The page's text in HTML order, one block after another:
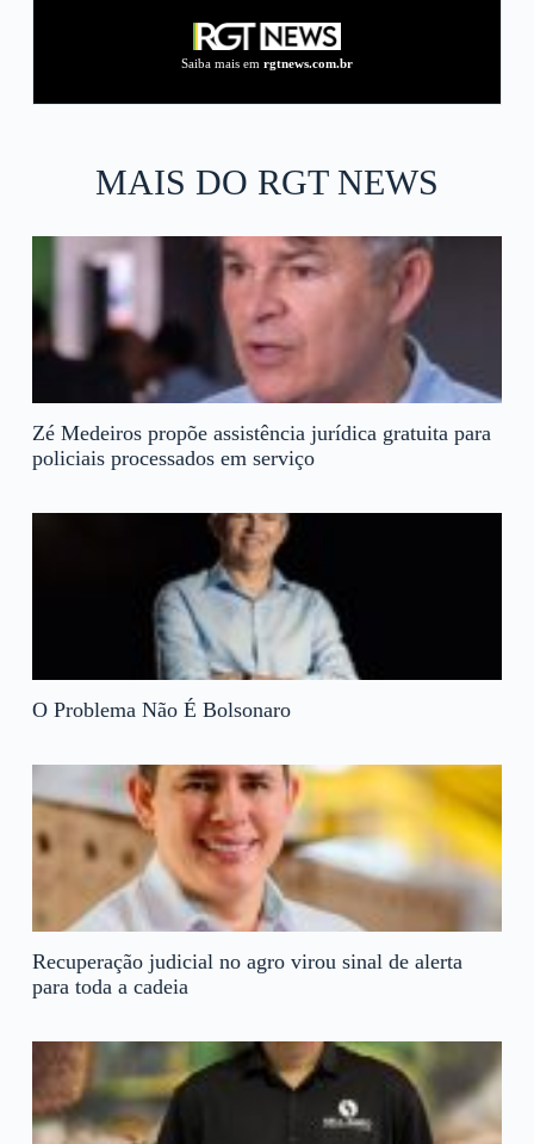
Saiba mais em rgtnews.com.br
MAIS DO RGT NEWS
Zé Medeiros propõe assistência jurídica gratuita para
policiais processados em serviço
O Problema Não É Bolsonaro
Recuperação judicial no agro virou sinal de alerta
para toda a cadeia